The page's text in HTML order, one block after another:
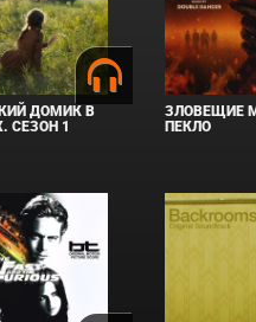
ДОМИК В
СЕЗОН 1
ЗЛОВЕЩИЕ
ПЕКЛО